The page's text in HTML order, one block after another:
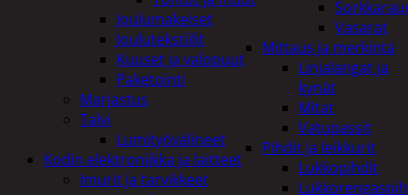
Vasarat
Mittaus ja merkintä
Linjalangat ja
kynät
Mitat
Vatupassit
Pihdit ja leikkurit
Lukkopihdit
Joulumakeiset
Joulutekstiilit
Kuuset ja valopuut
Paketointi
Marjastus
Talvi
Lumityövälineet
Kodin elektroniikka ja laitteet
Imurit ja tarvikkeet